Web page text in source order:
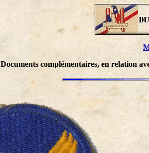
Documents complémentaires, en relation